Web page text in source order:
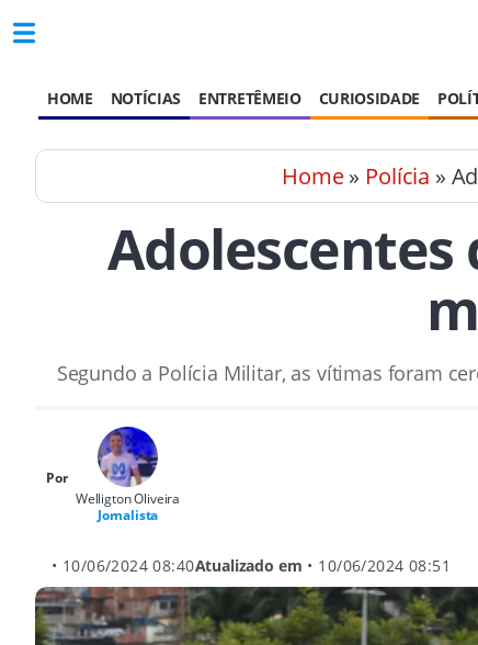
HOME NOTÍCIAS ENTRETÊMEIO CURIOSIDADE
Home» Polícia »
Adolescentes
Segundo a Polícia Militar, as vítimas foram
Por
Welligton Oliveira
Jornalista
• 10/06/2024 08:40Atualizado em • 10/06/2024 08:51